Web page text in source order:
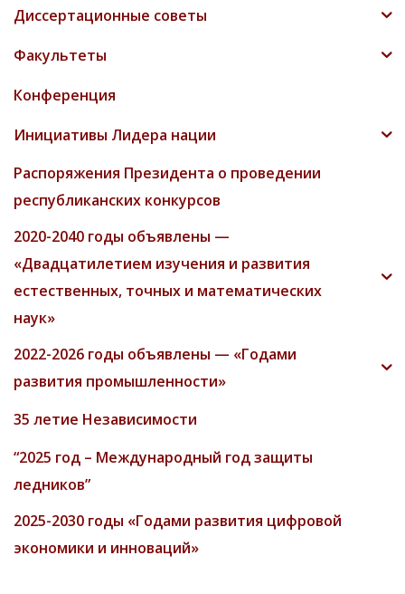
Диссертационные советы
Факультеты
Конференция
Инициативы Лидера нации
Распоряжения Президента о проведении
республиканских конкурсов
2020-2040 годы объявлены —
«Двадцатилетием изучения и развития
естественных, точных и математических
наук»
2022-2026 годы объявлены — «Годами
развития промышленности»
35 летие Независимости
“2025 год – Международный год защиты
ледников”
2025-2030 годы «Годами развития цифровой
экономики и инноваций»